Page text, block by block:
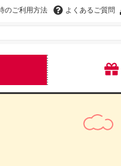
のご利用方法 よくあるご質問